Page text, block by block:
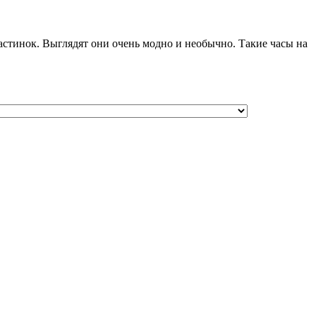
Выглядят они очень модно и необычно. Такие часы на